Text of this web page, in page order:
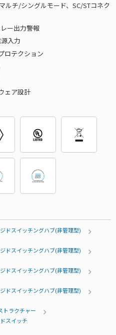
ルチ/シングルモード、SC/STコネク
ー出力警報
入力
ロテクション
ェア設計
ドスイッチングハブ(非管理型)
ドスイッチングハブ(非管理型)
ドスイッチングハブ(非管理型)
ドスイッチングハブ(非管理型)
トラクチャー
スイッチ